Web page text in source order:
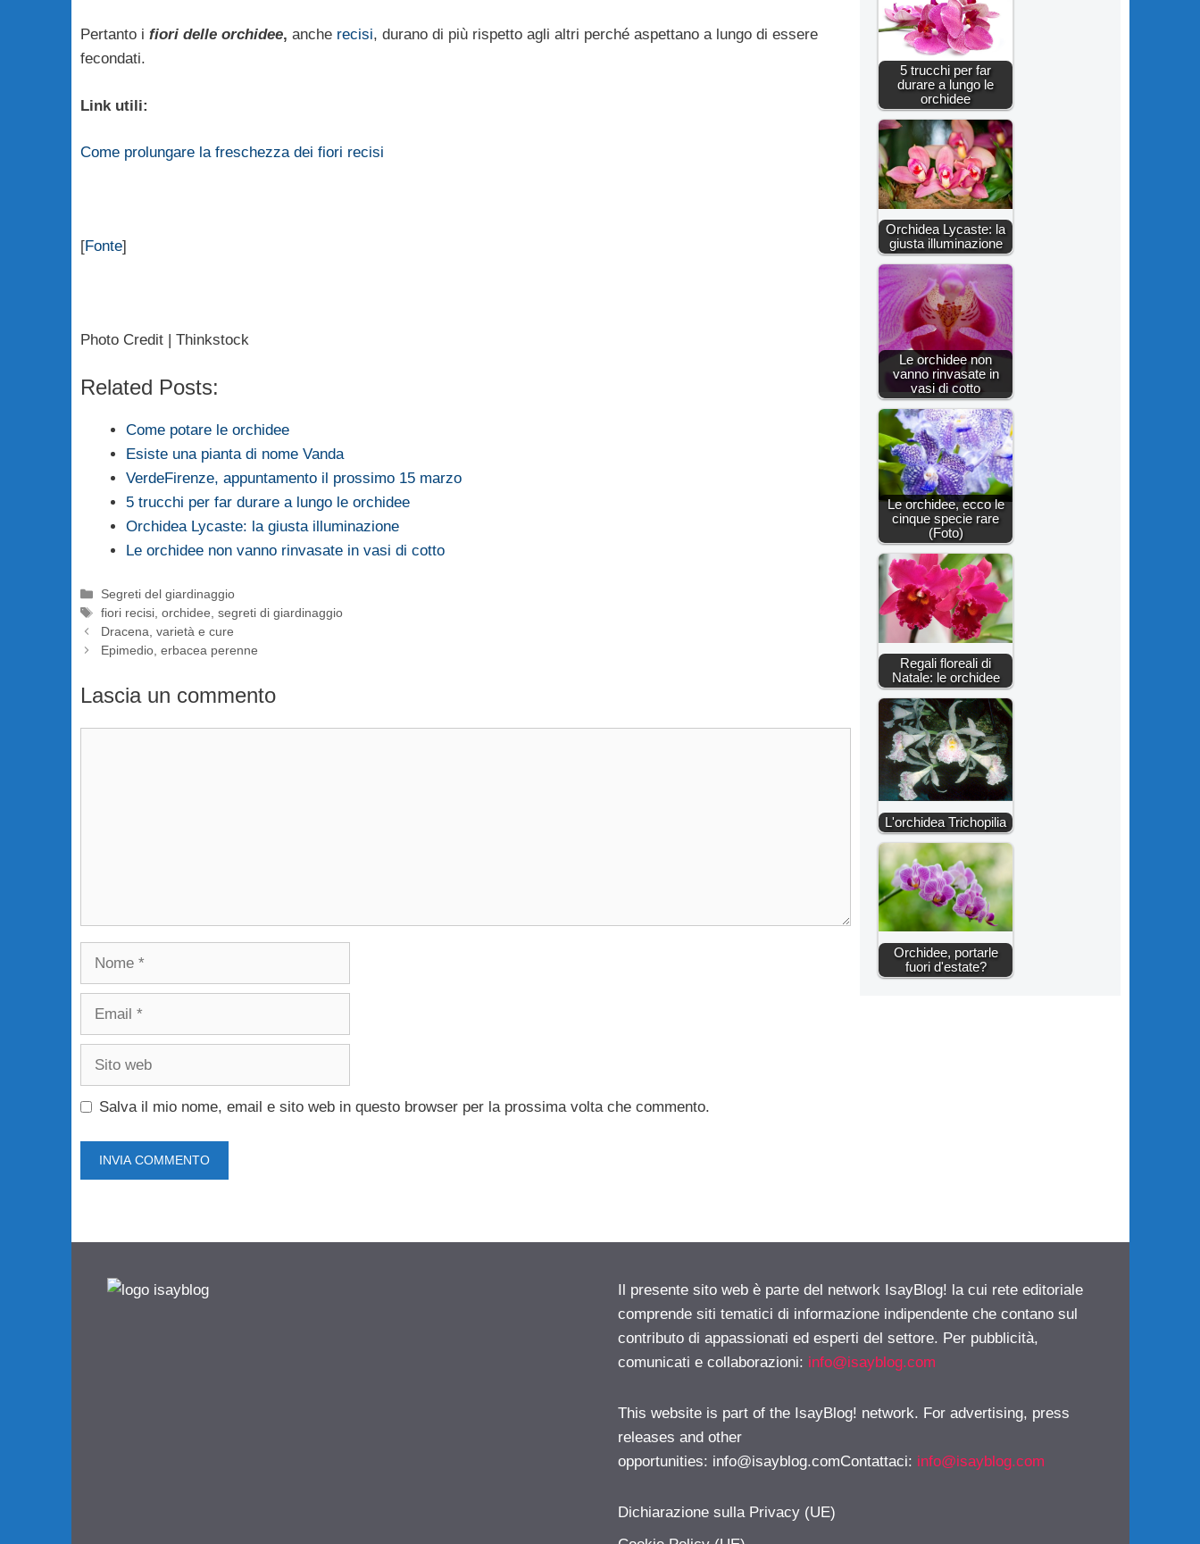
Pertanto i fiori delle orchidee, anche recisi, durano di più rispetto agli altri perché aspettano a lungo di essere
fecondati.
Link utili:
Come prolungare la freschezza dei fiori recisi
[Fonte]
Photo Credit | Thinkstock
Related Posts:
Come potare le orchidee
Esiste una pianta di nome Vanda
VerdeFirenze, appuntamento il prossimo 15 marzo
5 trucchi per far durare a lungo le orchidee
Orchidea Lycaste: la giusta illuminazione
Le orchidee non vanno rinvasate in vasi di cotto
Categorie
Segreti del giardinaggio
Tag
fiori recisi, orchidee, segreti di giardinaggio
Dracena, varietà e cure
Epimedio, erbacea perenne
Lascia un commento
Nome
Email
Sito
Salva il mio nome, email e sito web in questo browser per la prossima volta che commento.
5 trucchi per far
durare a lungo le
orchidee
Orchidea Lycaste: la
giusta illuminazione
Le orchidee non
vanno rinvasate in
vasi di cotto
Le orchidee, ecco le
cinque specie rare
(Foto)
Regali floreali di
Natale: le orchidee
L'orchidea Trichopilia
Orchidee, portarle
fuori d'estate?
Il presente sito web è parte del network IsayBlog! la cui rete editoriale
comprende siti tematici di informazione indipendente che contano sul
contributo di appassionati ed esperti del settore. Per pubblicità,
comunicati e collaborazioni: info@isayblog.com
This website is part of the IsayBlog! network. For advertising, press
releases and other
opportunities: info@isayblog.comContattaci: info@isayblog.com
Dichiarazione sulla Privacy (UE)